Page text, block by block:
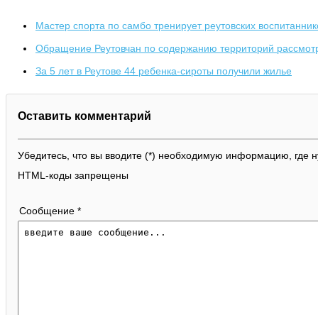
Мастер спорта по самбо тренирует реутовских
Обращение Реутовчан по содержанию территорий
За 5 лет в Реутове 44 ребенка-сироты получили жилье
Оставить комментарий
Убедитесь, что вы вводите (*) необходимую информацию, где
HTML-коды запрещены
Сообщение *